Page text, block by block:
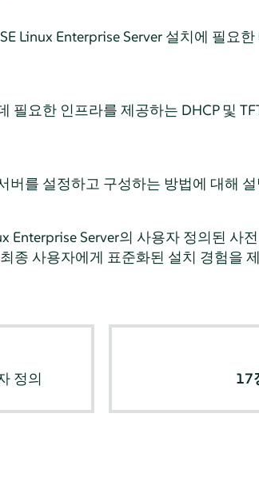
Linux Enterprise Server설치에 필요한
필요한 인프라를 제공하는 DHCP 및
버를 설정하고 구성하는 방법에 대해
Enterprise Server의 사용자 정의된 사
종 사용자에게 표준화된 설치 경험을
정의 17